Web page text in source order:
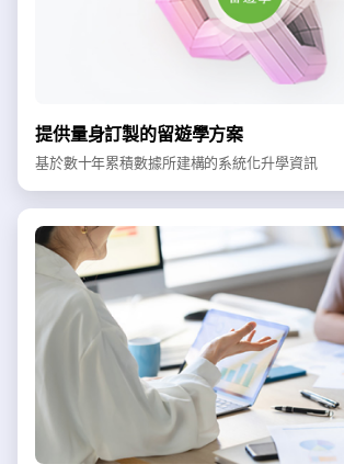
提供量身訂製的留遊學方案
基於數十年累積數據所建構的系統化升學資訊